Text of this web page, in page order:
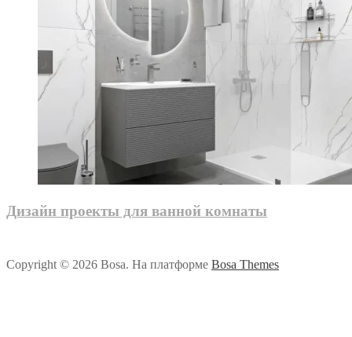
Дизайн проекты для ванной комнаты
Copyright © 2026 Bosa. На платформе Bosa Themes